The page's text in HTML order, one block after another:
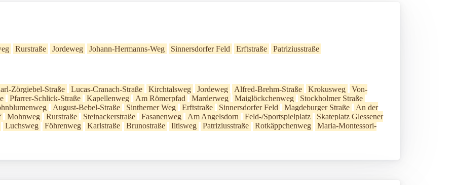
Rurstraße Jordeweg Johann-Hermanns-Weg Sinnersdorfer Feld Erftstraße Patriziusstraße
Zörgiebel-Straße Lucas-Cranach-Straße Kirchtalsweg Jordeweg Alfred-Brehm-Straße Krokusweg
Von-
Pfarrer-Schlick-Straße Kapellenweg Am Römerpfad Marderweg Maiglöckchenweg
Stockholmer Straße
August-Bebel-Straße Sintherner Weg Erftstraße Sinnersdorfer Feld Magdeburger Straße
An der
Mohnweg Rurstraße Steinackerstraße Fasanenweg Am Angelsdorn Feld-/Sportspielplatz
Skateplatz Glessener
Luchsweg
Föhrenweg Karlstraße Brunostraße Iltisweg Patriziusstraße Rotkäppchenweg Maria-Montessori-